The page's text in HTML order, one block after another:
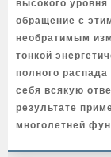
высокого
обращение с
необратимым
тонкой
полного
себя всякую
результате
многолетней